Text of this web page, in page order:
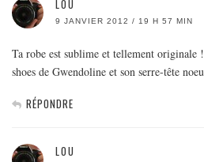
LOU
9 JANVIER 2012 / 19 H 57 MIN
Ta robe est sublime et tellement originale
shoes de Gwendoline et son serre-tête
RÉPONDRE
LOU